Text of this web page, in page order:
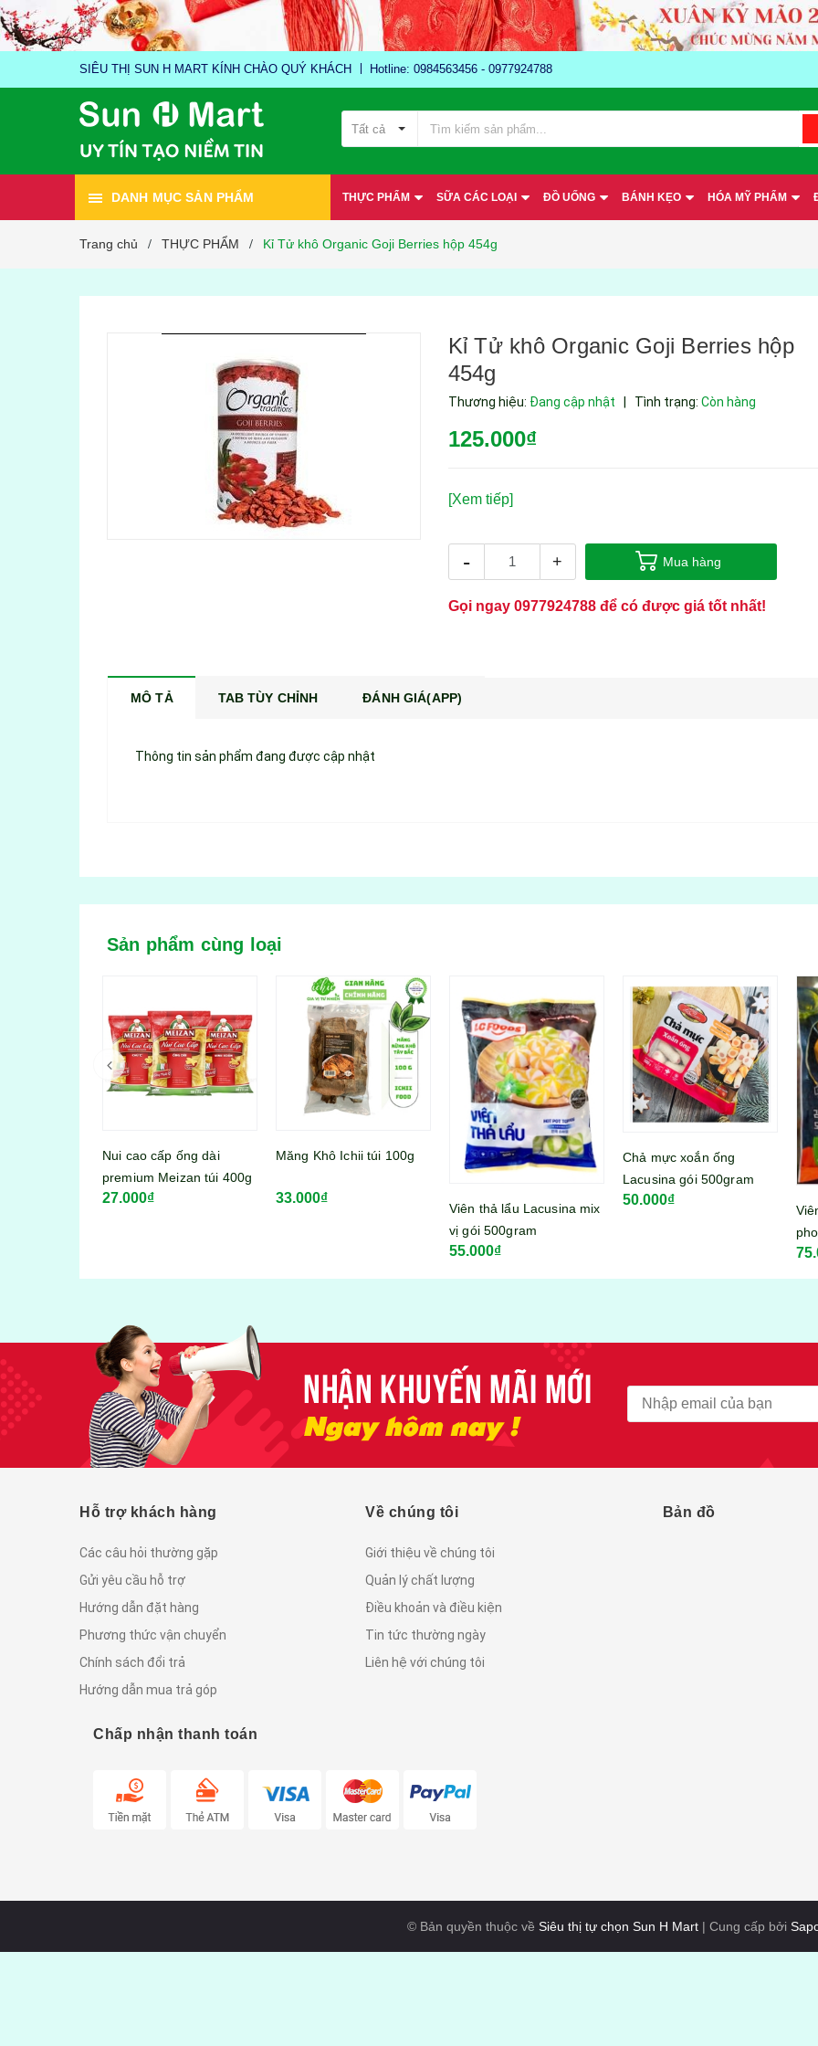
SIÊU THỊ SUN H MART KÍNH CHÀO QUÝ KHÁCH Hotline: 0984563456 - 0977924788
Tất cả
DANH MỤC SẢN PHẨM THỰC PHẨM SỮA CÁC LOẠI ĐỒ UỐNG BÁNH KẸO HÓA MỸ PHẨM
Trang chủ / THỰC PHẨM / Kỉ Tử khô Organic Goji Berries hộp 454g
Kỉ Tử khô Organic Goji Berries hộp
454g
Thương hiệu: Đang cập nhật Tình trạng: Còn hàng
125.000₫
[Xem tiếp]
- + Mua hàng
Gọi ngay 0977924788để có được giá tốt nhất!
MÔ TẢ TAB TÙY CHỈNH ĐÁNH GIÁ(APP)
Thông tin sản phẩm đang được cập nhật
Sản phẩm cùng loại
Măng Khô Ichii túi 100g
33.000₫
Chả mực xoắn ống
Mì
lớn
Hỗ trợ khách hàng
Các câu hỏi thường gặp
Gửi yêu cầu hỗ trợ
Hướng dẫn đặt hàng
Phương thức vận chuyển
Chính sách đổi trả
Hướng dẫn mua trả góp
Về chúng tôi
Giới thiệu về chúng tôi
Quản lý chất lượng
Điều khoản và điều kiện
Tin tức thường ngày
Liên hệ với chúng tôi
Chấp nhận thanh toán
Bản đồ
© Bản quyền thuộc về Siêu thị tự chọn Sun H Mart| Cung cấp bởi